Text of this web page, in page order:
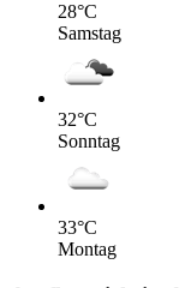
28°C
Samstag
32°C
Sonntag
33°C
Montag